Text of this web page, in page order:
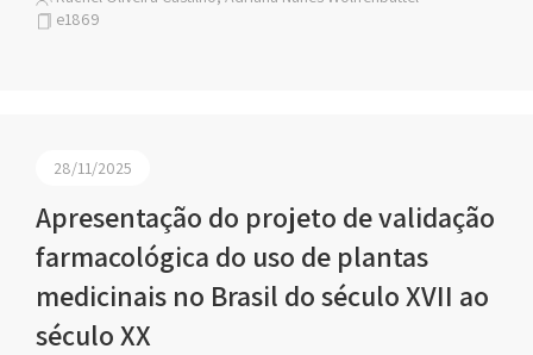
e1869
28/11/2025
Apresentação do projeto de validação
farmacológica do uso de plantas
medicinais no Brasil do século XVII ao
século XX